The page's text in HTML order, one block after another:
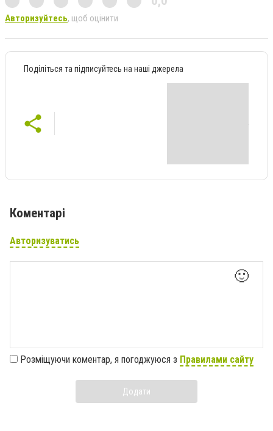
Авторизуйтесь, щоб оцінити
Поділіться та підписуйтесь на наші джерела
Коментарі
Авторизуватись
🙂
Розміщуючи коментар, я погоджуюся з Правилами сайту
Додати